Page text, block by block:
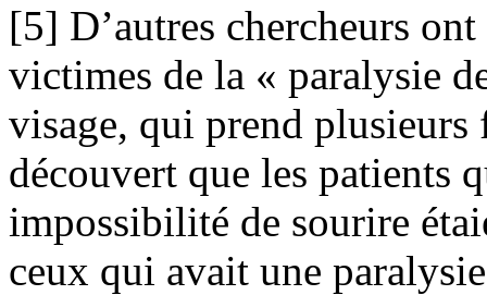
[5] D’autres chercheurs
victimes de la « paralysie
visage, qui prend
découvert que les patients
impossibilité de sourire
ceux qui avait une